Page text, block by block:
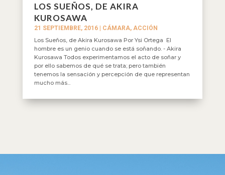
LOS SUEÑOS, DE AKIRA
KUROSAWA
21 SEPTIEMBRE, 2016| CÁMARA, ACCIÓN
Los Sueños, de Akira Kurosawa Por Ysi Ortega El
hombre es un genio cuando se está soñando. - Akira
Kurosawa Todos experimentamos el acto de soñar y
por ello sabemos de qué se trata; pero también
tenemos la sensación y percepción de que representan
mucho más...